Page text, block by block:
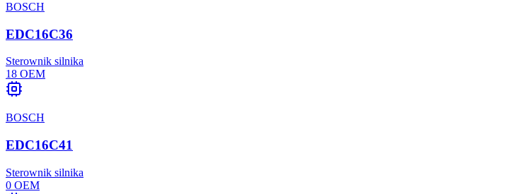
BOSCH
EDC16C36
Sterownik silnika
18 OEM
BOSCH
EDC16C41
Sterownik silnika
0 OEM